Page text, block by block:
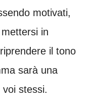
motivati,
in
il tono
sarà una
stessi.